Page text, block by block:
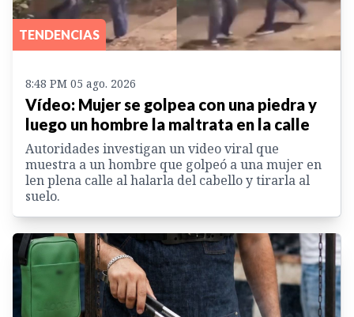
TENDENCIAS
8:48 PM 05 ago. 2026
Vídeo: Mujer se golpea con una piedra y
luego un hombre la maltrata en la calle
Autoridades investigan un video viral que
muestra a un hombre que golpeó a una mujer en
len plena calle al halarla del cabello y tirarla al
suelo.